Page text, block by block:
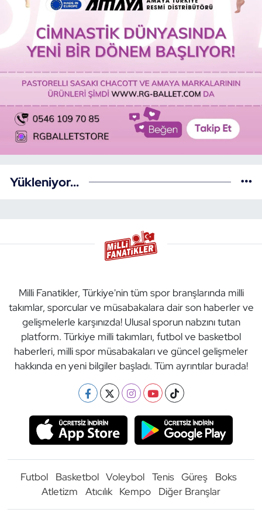
Yükleniyor...
Milli Fanatikler, Türkiye'nin tüm spor branşlarında milli
takımlar, sporcular ve müsabakalara dair son haberler ve
gelişmelerle karşınızda! Ulusal sporun nabzını tutan
platform. Türkiye milli takımları, futbol ve basketbol
haberleri, milli spor müsabakaları ve güncel gelişmeler
hakkında en yeni bilgiler başladı. Tüm ayrıntılar burada!
Futbol Basketbol Voleybol Tenis Güreş
Boks
Atletizm
Atıcılık Kempo Diğer Branşlar